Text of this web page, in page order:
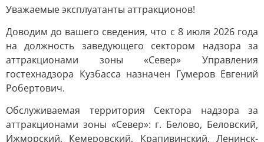
Уважаемые эксплуатанты аттракционов!
Доводим до вашего сведения, что с 8 июля 2026 года
на должность заведующего сектором надзора за
аттракционами зоны «Север» Управления
гостехнадзора Кузбасса назначен Гумеров Евгений
Робертович.
Обслуживаемая территория Сектора надзора за
аттракционами зоны «Север»: г. Белово, Беловский,
Ижморский, Кемеровский, Крапивинский, Ленинск-